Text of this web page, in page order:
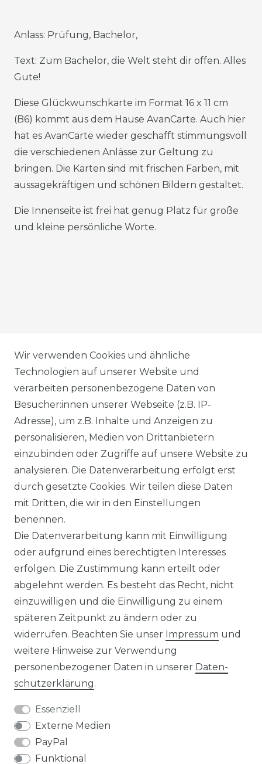
Anlass: Prüfung, Bachelor,
Text: Zum Bachelor, die Welt steht dir offen. Alles
Gute!
Diese Glückwunschkarte im Format 16 x 11 cm
(B6) kommt aus dem Hause AvanCarte. Auch hier
hat es AvanCarte wieder geschafft stimmungsvoll
die verschiedenen Anlässe zur Geltung zu
bringen. Die Karten sind mit frischen Farben, mit
aussagekräftigen und schönen Bildern gestaltet.
Die Innenseite ist frei hat genug Platz für große
und kleine persönliche Worte.
AGB
DATENSCHUTZERKLÄRUNG
WIDERRUFSRECHT
IMPRESSUM
KONTAKT
Unsere Zahlungsmöglichkeiten
Wir versenden mit
Wir verwenden Cookies und ähnliche
Technologien auf unserer Website und
verarbeiten personenbezogene Daten von
Besucher:innen unserer Webseite (z.B. IP-
Adresse), um z.B. Inhalte und Anzeigen zu
personalisieren, Medien von Drittanbietern
einzubinden oder Zugriffe auf unsere Website zu
analysieren. Die Datenverarbeitung erfolgt erst
durch gesetzte Cookies. Wir teilen diese Daten
mit Dritten, die wir in den Einstellungen
benennen.
Die Datenverarbeitung kann mit Einwilligung
oder aufgrund eines berechtigten Interesses
erfolgen. Die Zustimmung kann erteilt oder
abgelehnt werden. Es besteht das Recht, nicht
einzuwilligen und die Einwilligung zu einem
späteren Zeitpunkt zu ändern oder zu
widerrufen. Beachten Sie unser Impressum und
weitere Hinweise zur Verwendung
personenbezogener Daten in unserer Daten­
schutz­erklärung.
Essenziell
Externe Medien
PayPal
Funktional